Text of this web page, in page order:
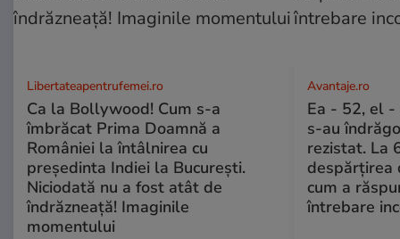
Libertateapentrufemei.ro
Ca la Bollywood! Cum s-a
îmbrăcat Prima Doamnă a
României la întâlnirea cu
președinta Indiei la București.
Niciodată nu a fost atât de
îndrăzneață! Imaginile
momentului
Avantaje.ro
Ea - 52, el -
s-au
rezistat. La
despărțirea
cum a
întrebare